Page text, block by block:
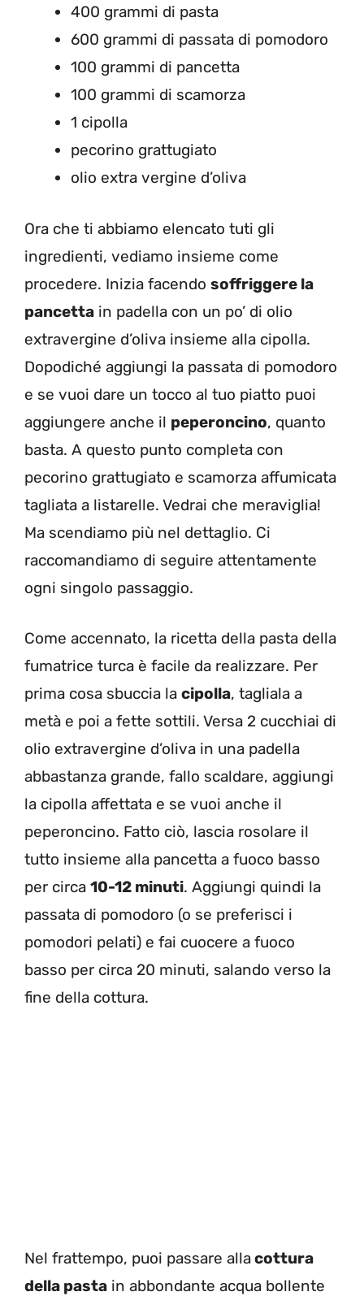
400 grammi di pasta
600 grammi di passata di pomodoro
100 grammi di pancetta
100 grammi di scamorza
1 cipolla
pecorino grattugiato
olio extra vergine d’oliva
Ora che ti abbiamo elencato tuti gli
ingredienti, vediamo insieme come
procedere. Inizia facendo soffriggere la
pancetta in padella con un po’ di olio
extravergine d’oliva insieme alla cipolla.
Dopodiché aggiungi la passata di pomodoro
e se vuoi dare un tocco al tuo piatto puoi
aggiungere anche il peperoncino, quanto
basta. A questo punto completa con
pecorino grattugiato e scamorza affumicata
tagliata a listarelle. Vedrai che meraviglia!
Ma scendiamo più nel dettaglio. Ci
raccomandiamo di seguire attentamente
ogni singolo passaggio.
Come accennato, la ricetta della pasta della
fumatrice turca è facile da realizzare. Per
prima cosa sbuccia la cipolla, tagliala a
metà e poi a fette sottili. Versa 2 cucchiai di
olio extravergine d’oliva in una padella
abbastanza grande, fallo scaldare, aggiungi
la cipolla affettata e se vuoi anche il
peperoncino. Fatto ciò, lascia rosolare il
tutto insieme alla pancetta a fuoco basso
per circa 10-12 minuti. Aggiungi quindi la
passata di pomodoro (o se preferisci i
pomodori pelati) e fai cuocere a fuoco
basso per circa 20 minuti, salando verso la
fine della cottura.
Nel frattempo, puoi passare allacottura
della pasta in abbondante acqua bollente